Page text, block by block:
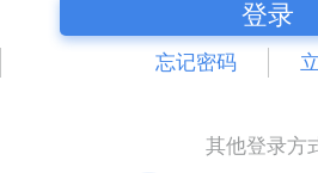
登录
忘记密码
其他登录方